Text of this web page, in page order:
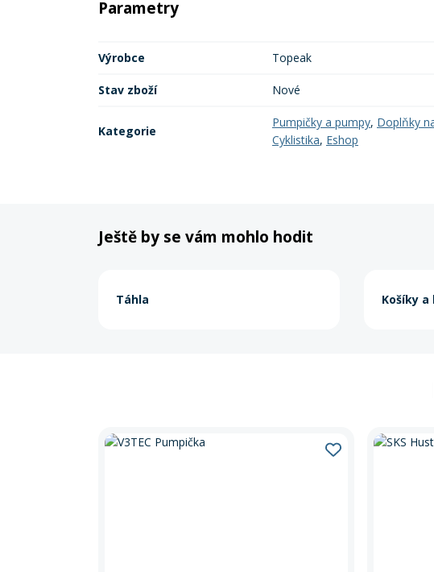
Parametry
Výrobce Topeak
Stav zboží Nové
Kategorie
Pumpičky a pumpy, Doplňky
Cyklistika, Eshop
Ještě by se vám mohlo hodit
Táhla Košíky a